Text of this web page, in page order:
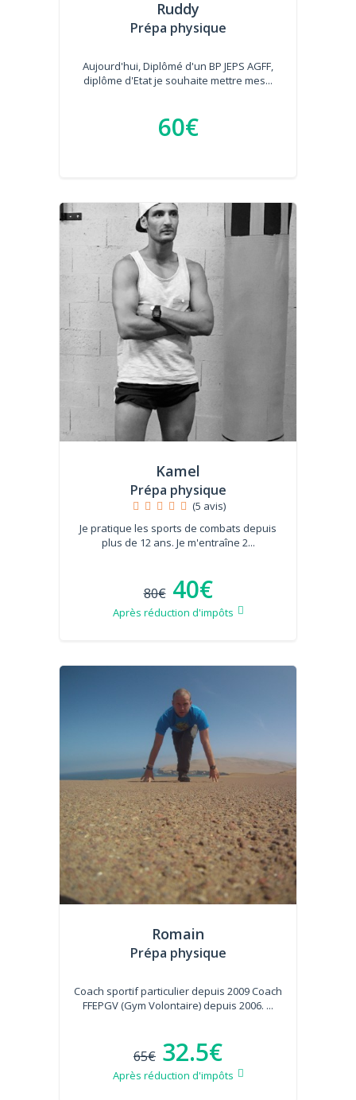
Ruddy
Prépa physique
Aujourd'hui, Diplômé d'un BP JEPS AGFF,
diplôme d'Etat je souhaite mettre mes...
60€
Kamel
Prépa physique
(5 avis)
Je pratique les sports de combats depuis
plus de 12 ans. Je m'entraîne 2...
80€ 40€
Après réduction d'impôts
Romain
Prépa physique
Coach sportif particulier depuis 2009 Coach
FFEPGV (Gym Volontaire) depuis 2006. ...
65€ 32.5€
Après réduction d'impôts